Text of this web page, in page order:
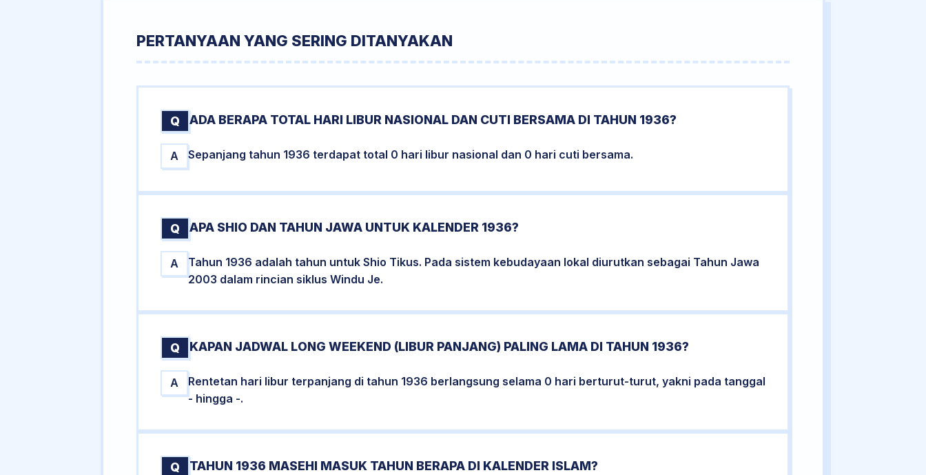
PERTANYAAN YANG SERING DITANYAKAN
Q ADA BERAPA TOTAL HARI LIBUR NASIONAL DAN CUTI BERSAMA DI TAHUN 1936?
A Sepanjang tahun 1936 terdapat total 0 hari libur nasional dan 0 hari cuti bersama.
Q APA SHIO DAN TAHUN JAWA UNTUK KALENDER 1936?
A
Tahun 1936 adalah tahun untuk Shio Tikus. Pada sistem kebudayaan lokal diurutkan sebagai Tahun Jawa
2003 dalam rincian siklus Windu Je.
Q KAPAN JADWAL LONG WEEKEND (LIBUR PANJANG) PALING LAMA DI TAHUN 1936?
A
Rentetan hari libur terpanjang di tahun 1936 berlangsung selama 0 hari berturut-turut, yakni pada tanggal
- hingga -.
Q TAHUN 1936 MASEHI MASUK TAHUN BERAPA DI KALENDER ISLAM?